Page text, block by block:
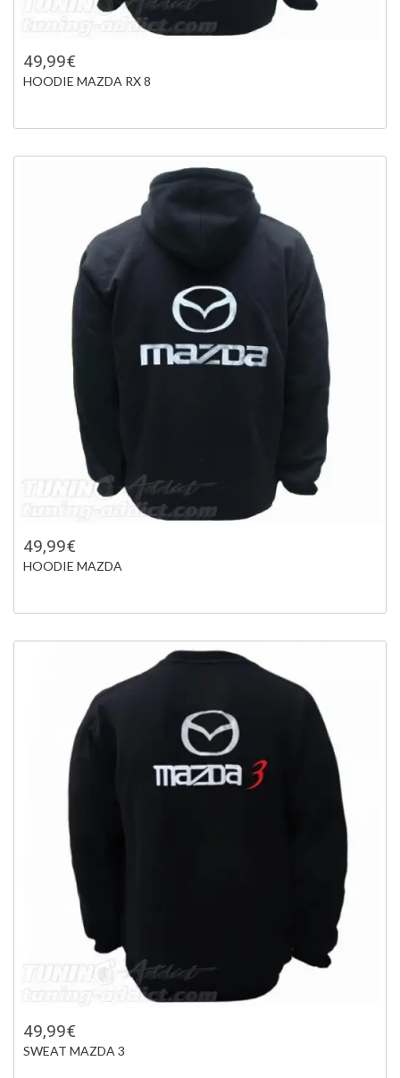
49,99€
HOODIE MAZDA RX 8
49,99€
HOODIE MAZDA
49,99€
SWEAT MAZDA 3